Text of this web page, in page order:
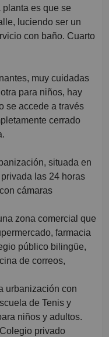
planta es que se
luciendo ser un
con baño. Cuarto
muy cuidadas
para niños, hay
se accede a través
cerrado
situada en
las 24 horas
cámaras
zona comercial que
farmacia
público bilingüe,
de correos,
urbanización con
de Tenis y
niños y adultos.
privado